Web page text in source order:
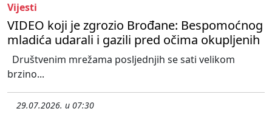
Vijesti
VIDEO koji je zgrozio Brođane: Bespomoćnog
mladića udarali i gazili pred očima okupljenih
Društvenim mrežama posljednjih se sati velikom
brzino...
29.07.2026. u 07:30